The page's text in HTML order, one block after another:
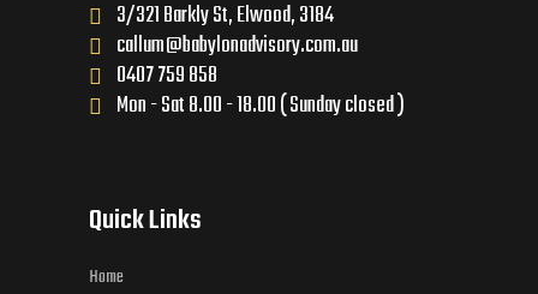
3/321 Barkly St, Elwood, 3184
callum@babylonadvisory.com.au
0407 759 858
Mon - Sat 8.00 - 18.00 ( Sunday closed )
Quick Links
Home